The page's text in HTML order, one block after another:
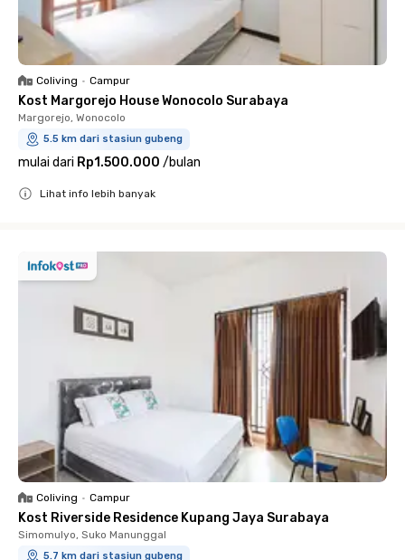
Coliving • Campur
Kost Margorejo House Wonocolo Surabaya
Margorejo, Wonocolo
5.5 km dari stasiun gubeng
mulai dari Rp1.500.000 /bulan
Lihat info lebih banyak
Coliving • Campur
Kost Riverside Residence Kupang Jaya Surabaya
Simomulyo, Suko Manunggal
5.7 km dari stasiun gubeng